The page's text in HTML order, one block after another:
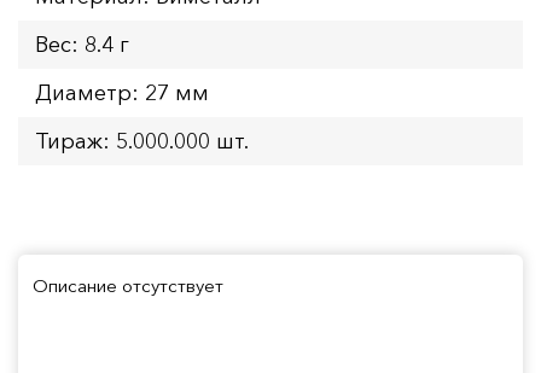
Вес: 8.4 г
Диаметр: 27 мм
Тираж: 5.000.000 шт.
Описание отсутствует